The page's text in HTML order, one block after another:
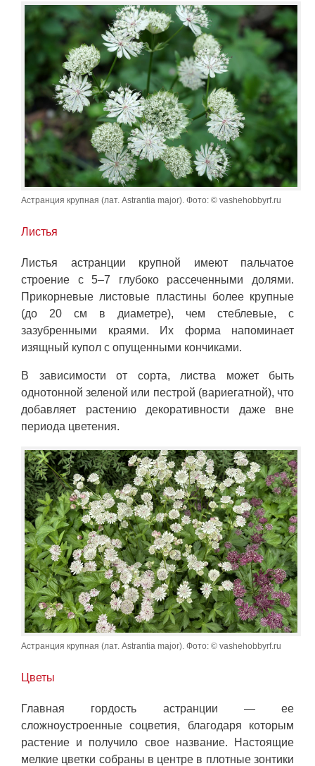
Астранция крупная (лат. Astrantia major). Фото: © vashehobbyrf.ru
Листья
Листья астранции крупной имеют пальчатое
строение с 5–7 глубоко рассеченными долями.
Прикорневые листовые пластины более крупные
(до 20 см в диаметре), чем стеблевые, с
зазубренными краями. Их форма напоминает
изящный купол с опущенными кончиками.
В зависимости от сорта, листва может быть
однотонной зеленой или пестрой (вариегатной), что
добавляет растению декоративности даже вне
периода цветения.
Астранция крупная (лат. Astrantia major). Фото: © vashehobbyrf.ru
Цветы
Главная гордость астранции — ее
сложноустроенные соцветия, благодаря которым
растение и получило свое название. Настоящие
мелкие цветки собраны в центре в плотные зонтики